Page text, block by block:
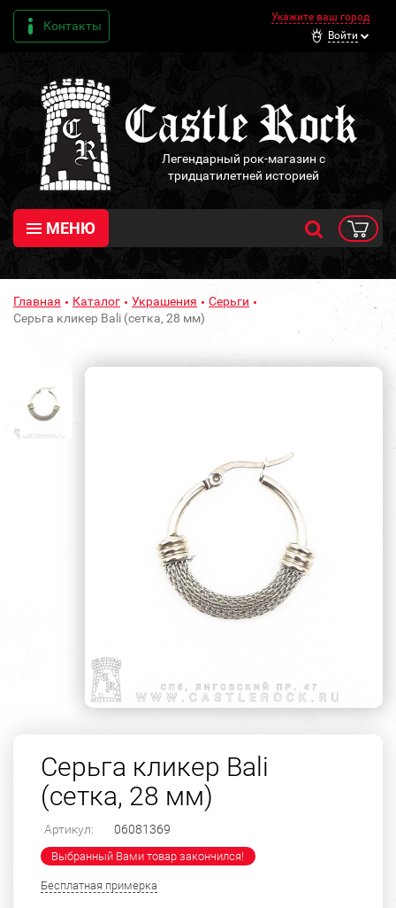
Контакты
Укажите ваш город
Войти
Легендарный рок-магазин с
тридцатилетней историей
МЕНЮ
Главная Каталог Украшения
Серьги
Серьга кликер Bali (сетка, 28 мм)
Серьга кликер Bali
(сетка, 28 мм)
Артикул: 06081369
Выбранный Вами товар закончился!
Бесплатная примерка